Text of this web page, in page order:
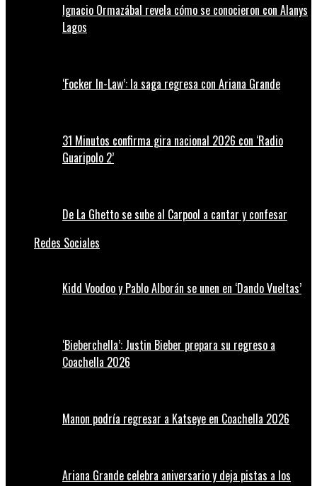
Ignacio Ormazábal revela cómo se conocieron con Alanys
Lagos
‘Focker In-Law’: la saga regresa con Ariana Grande
31 Minutos confirma gira nacional 2026 con ‘Radio
Guaripolo 2’
De La Ghetto se sube al Carpool a cantar y confesar
Redes Sociales
Kidd Voodoo y Pablo Alborán se unen en ‘Dando Vueltas’
‘Bieberchella’: Justin Bieber prepara su regreso a
Coachella 2026
Manon podría regresar a Katseye en Coachella 2026
Ariana Grande celebra aniversario y deja pistas a los